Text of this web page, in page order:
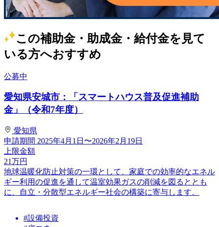
この補助金・助成金・給付金を見て
いる方へおすすめ
公募中
愛知県安城市：「スマートハウス普及促進補助
金」（令和7年度）
愛知県
申請期間 2025年4月1日〜2026年2月19日
上限金額
21万円
地球温暖化防止対策の一環として、家庭での効率的なエネル
ギー利用の促進を通して温室効果ガスの削減を図るととも
に、自立・分散型エネルギー社会の構築に寄与します。
#設備投資